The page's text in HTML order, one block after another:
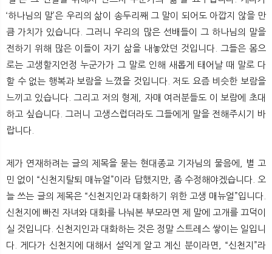
‘하나님의 말’은 우리의 삶이 송두리째 그 말이 되어도 아깝지 않을 만
큼 가치가 있습니다. 그러니 우리의 많은 선배들이 그 하나님의 말을
전하기 위해 많은 이들이 자기 삶을 내놓았던 것입니다. 그들은 몸으
로는 고생할지언정 누군가가 그 말로 인해 새롭게 태어날 때 말로 다
할 수 없는 행복과 보람을 느꼈을 것입니다. 저도 요즘 비슷한 보람을
느끼고 있습니다. 그리고 저의 형제, 자매 여러분들도 이 보람에 초대
하고 싶습니다. 그러니 고생스럽더라도 그들에게 말을 전해주시기 바
랍니다.
제가 연재하려는 글의 제목을 묻는 현대종교 기자님의 물음에, 별 고
민 없이 “신천지탈퇴 매뉴얼”이라 답했지만, 좀 수정해야겠습니다. 오
늘 쓰는 글의 제목은 “신천지인과 대화하기 위한 고생 매뉴얼”입니다.
신천지에 빠진 자녀와 대화를 나눠본 부모라면 제 말에 고개를 끄덕이
실 것입니다. 신천지인과 대화하는 것은 정말 스트레스 쌓이는 일입니
다. 게다가 신천지에 대해서 설익게 알고 계신 분이라면, “신천지”라